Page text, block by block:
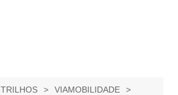
TRILHOS
VIAMOBILIDADE